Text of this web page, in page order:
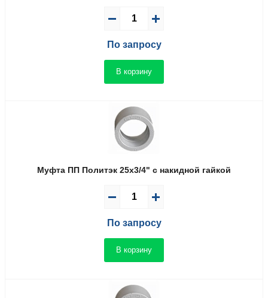
По запросу
В корзину
Муфта ПП Политэк 25x3/4" с накидной гайкой
По запросу
В корзину